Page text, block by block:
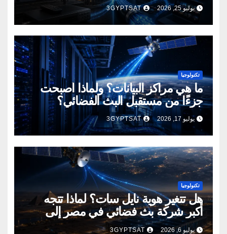
يوليو 25, 2026 3GYPTSAT
تكنولوجيا
ما هي مراكز البيانات؟ ولماذا أصبحت
جزءًا من مستقبل البث الفضائي؟
يوليو 17, 2026 3GYPTSAT
تكنولوجيا
هل تتغير هوية نايل سات؟ لماذا تتجه
أكبر شركة بث فضائي في مصر إلى
إنشاء مراكز بيانات؟
يوليو 6, 2026 3GYPTSAT